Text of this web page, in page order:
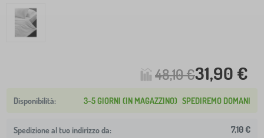
48,10 €31,90 €
3-5 GIORNI (IN MAGAZZINO) SPEDIREMO DOMANI
Spedizione al tuo indirizzo da: 7,10 €